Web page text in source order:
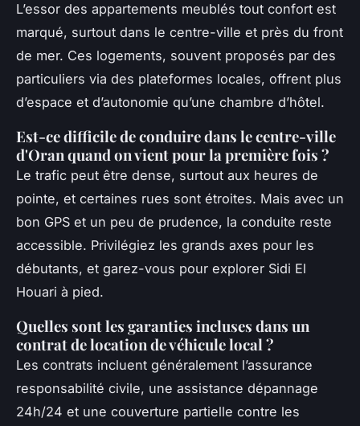
L’essor des appartements meublés tout confort est
marqué, surtout dans le centre-ville et près du front
de mer. Ces logements, souvent proposés par des
particuliers via des plateformes locales, offrent plus
d’espace et d’autonomie qu’une chambre d’hôtel.
Est-ce difficile de conduire dans le centre-ville
d'Oran quand on vient pour la première fois ?
Le trafic peut être dense, surtout aux heures de
pointe, et certaines rues sont étroites. Mais avec un
bon GPS et un peu de prudence, la conduite reste
accessible. Privilégiez les grands axes pour les
débutants, et garez-vous pour explorer Sidi El
Houari à pied.
Quelles sont les garanties incluses dans un
contrat de location de véhicule local ?
Les contrats incluent généralement l’assurance
responsabilité civile, une assistance dépannage
24h/24 et une couverture partielle contre les